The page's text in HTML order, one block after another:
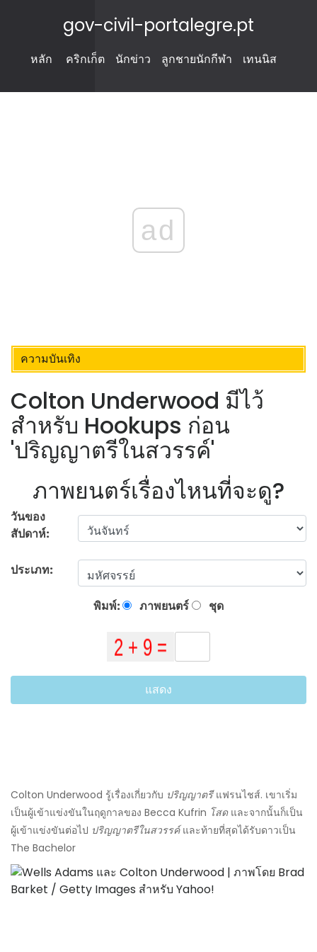
gov-civil-portalegre.pt
หลัก คริกเก็ต นักข่าว ลูกชายนักกีฬา เทนนิส
ad
ความบันเทิง
Colton Underwood มีไว้
สำหรับ Hookups ก่อน
'ปริญญาตรีในสวรรค์'
ภาพยนตร์เรื่องไหนที่จะดู?
วันของ
สัปดาห์:
ประเภท:
พิมพ์: ภาพยนตร์ ชุด
แสดง
Colton Underwood รู้เรื่องเกี่ยวกับ ปริญญาตรีแฟรนไชส์. เขาเริ่ม
เป็นผู้เข้าแข่งขันในฤดูกาลของ Becca Kufrin โสดและจากนั้นก็เป็น
ผู้เข้าแข่งขันต่อไป ปริญญาตรีในสวรรค์และท้ายที่สุดได้รับดาวเป็น
The Bachelor